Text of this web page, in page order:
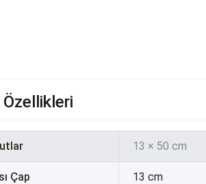
Özellikleri
13 × 50 cm
Çap 13 cm